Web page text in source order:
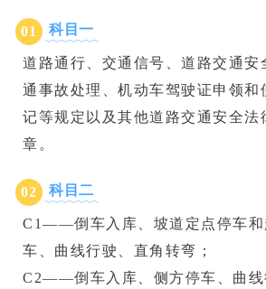
01 科目一
道路通行、交通信号、道路交通安
通事故处理、机动车驾驶证申领和
记等规定以及其他道路交通安全法
章。
02 科目二
C1——倒车入库、坡道定点停车和
车、曲线行驶、直角转弯；
C2——倒车入库、侧方停车、曲线